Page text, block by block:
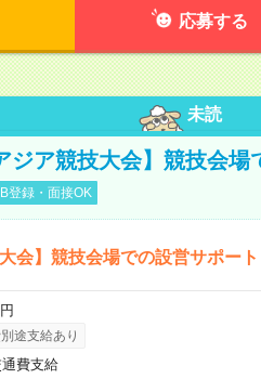
応募する
未読
ジア競技大会】競技会
登録・面接OK
会】競技会場での設営サポート
途支給あり
費支給